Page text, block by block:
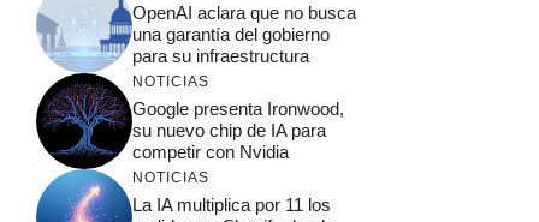
OpenAI aclara que no busca
una garantía del gobierno
para su infraestructura
NOTICIAS
Google presenta Ironwood,
su nuevo chip de IA para
competir con Nvidia
NOTICIAS
La IA multiplica por 11 los